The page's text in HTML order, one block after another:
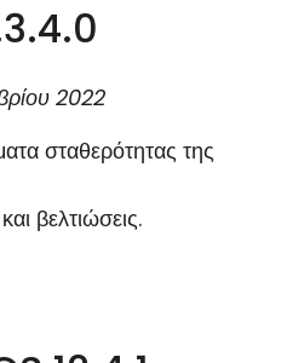
2022
σταθερότητας της
βελτιώσεις.